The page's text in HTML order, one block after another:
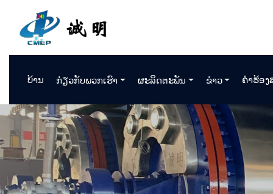
ບ້ານ ກ່ຽວກັບພວກເຮົາ ຜະລິດຕະພັນ ຂ່າວ ຄໍາຮ້ອ